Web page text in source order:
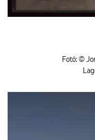
Fotó: ©